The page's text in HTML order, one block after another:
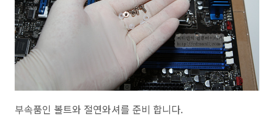
부속품인 볼트와 절연와셔를 준비 합니다.